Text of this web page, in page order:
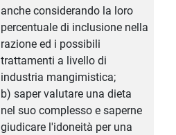
anche considerando la loro
percentuale di inclusione nella
razione ed i possibili
trattamenti a livello di
industria mangimistica;
b) saper valutare una dieta
nel suo complesso e saperne
giudicare l'idoneità per una